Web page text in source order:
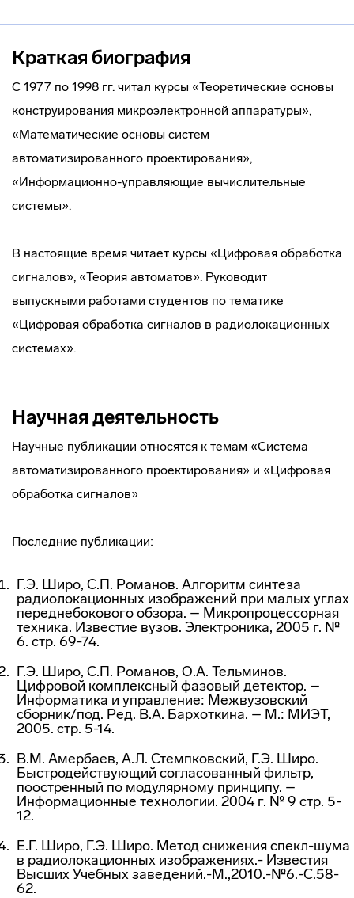
Краткая биография
С 1977 по 1998 гг. читал курсы «Теоретические основы
конструирования микроэлектронной аппаратуры»,
«Математические основы систем
автоматизированного проектирования»,
«Информационно-управляющие вычислительные
системы».
В настоящие время читает курсы «Цифровая обработка
сигналов», «Теория автоматов». Руководит
выпускными работами студентов по тематике
«Цифровая обработка сигналов в радиолокационных
системах».
Научная деятельность
Научные публикации относятся к темам «Система
автоматизированного проектирования» и «Цифровая
обработка сигналов»
Последние публикации:
Г.Э. Широ, С.П. Романов. Алгоритм синтеза
радиолокационных изображений при малых углах
переднебокового обзора. – Микропроцессорная
техника. Известие вузов. Электроника, 2005 г. №
6. стр. 69-74.
Г.Э. Широ, С.П. Романов, О.А. Тельминов.
Цифровой комплексный фазовый детектор. –
Информатика и управление: Межвузовский
сборник/под. Ред. В.А. Бархоткина. – М.: МИЭТ,
2005. стр. 5-14.
В.М. Амербаев, А.Л. Стемпковский, Г.Э. Широ.
Быстродействующий согласованный фильтр,
поостренный по модулярному принципу. –
Информационные технологии. 2004 г. № 9 стр. 5-
12.
Е.Г. Широ, Г.Э. Широ. Метод снижения спекл-шума
в радиолокационных изображениях.- Известия
Высших Учебных заведений.-М.,2010.-№6.-С.58-
62.